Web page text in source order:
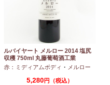
ルバイヤート メルロー 2014 塩尻
収穫 750ml 丸藤葡萄酒工業
赤：ミディアムボディ ・ メルロー
5,280円（税込）